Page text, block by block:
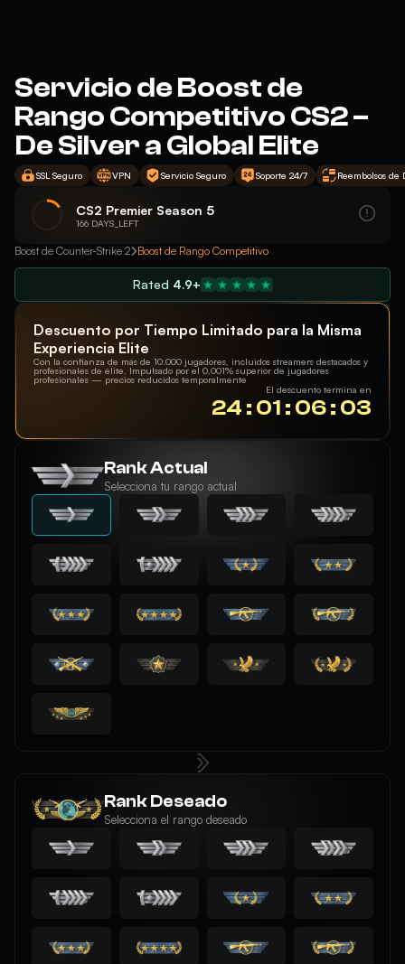
Servicio de Boost de
Rango Competitivo CS2 –
De Silver a Global Elite
SSL Seguro VPN Servicio Seguro Soporte 24/7 Reembolsos de
CS2 Premier Season 5
166 DAYS_LEFT
Boost de Counter-Strike 2 Boost de Rango Competitivo
Rated 4.9+
Descuento por Tiempo Limitado para la Misma
Experiencia Elite
Con la confianza de más de 10.000 jugadores, incluidos streamers destacados y
profesionales de élite. Impulsado por el 0,001% superior de jugadores
profesionales — precios reducidos temporalmente
El descuento termina en
24 : 01 : 06 : 02
Rank Actual
Selecciona tu rango actual
Rank Deseado
Selecciona el rango deseado